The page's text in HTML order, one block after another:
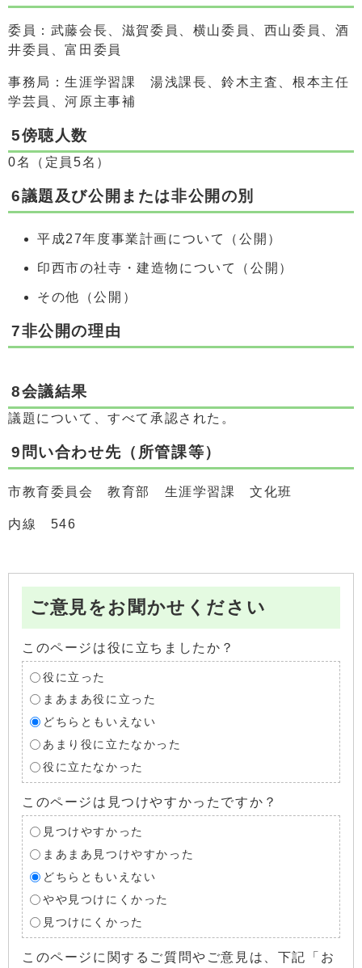
委員：武藤会長、滋賀委員、横山委員、西山委員、酒
井委員、富田委員
事務局：生涯学習課 湯浅課長、鈴木主査、根本主任
学芸員、河原主事補
5傍聴人数
0名（定員5名）
6議題及び公開または非公開の別
平成27年度事業計画について（公開）
印西市の社寺・建造物について（公開）
その他（公開）
7非公開の理由
8会議結果
議題について、すべて承認された。
9問い合わせ先（所管課等）
市教育委員会 教育部 生涯学習課 文化班
内線 546
ご意見をお聞かせください
このページは役に立ちましたか？
役に立った
まあまあ役に立った
どちらともいえない
あまり役に立たなかった
役に立たなかった
このページは見つけやすかったですか？
見つけやすかった
まあまあ見つけやすかった
どちらともいえない
やや見つけにくかった
見つけにくかった
このページに関するご質問やご意見は、下記「お